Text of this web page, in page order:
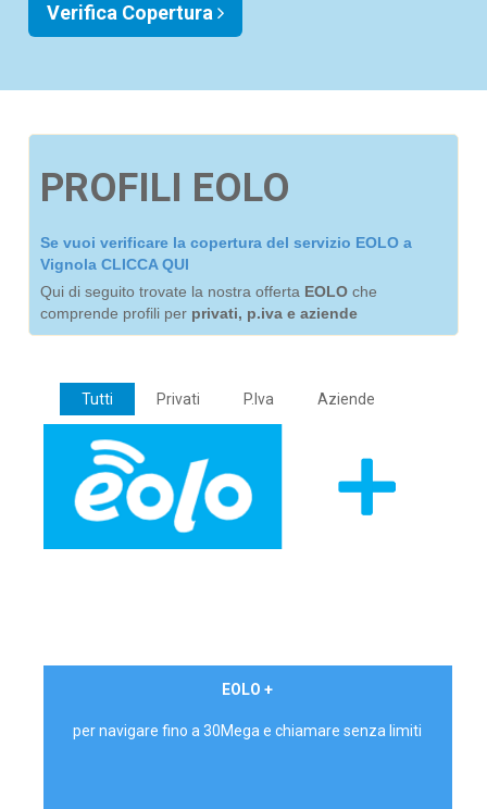
Verifica Copertura
PROFILI EOLO
Se vuoi verificare la copertura del servizio EOLO a
Vignola CLICCA QUI
Qui di seguito trovate la nostra offerta EOLO che
comprende profili per privati, p.iva e aziende
Tutti Privati P.Iva Aziende
EOLO +
per navigare fino a 30Mega e chiamare senza limiti